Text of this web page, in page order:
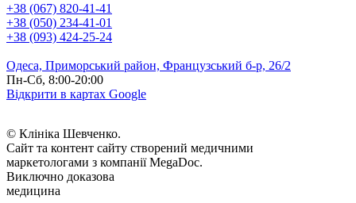
+38 (067) 820-41-41
+38 (050) 234-41-01
+38 (093) 424-25-24
Одеса, Приморський район, Французський б-р, 26/2
Пн-Сб, 8:00-20:00
Відкрити в картах Google
© Клініка Шевченко.
Сайт та контент сайту створений медичними
маркетологами з компанії MegaDoc.
Виключно доказова
медицина